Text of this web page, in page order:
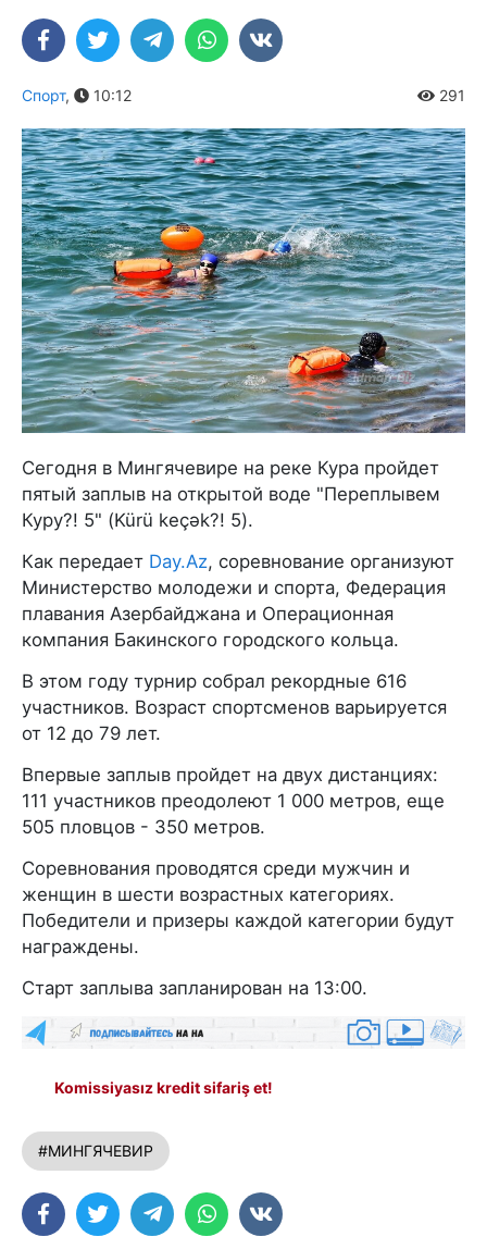
Спорт, 10:12 291
Сегодня в Мингячевире на реке Кура пройдет
пятый заплыв на открытой воде "Переплывем
Куру?! 5" (Kürü keçək?! 5).
Как передает Day.Az, соревнование организуют
Министерство молодежи и спорта, Федерация
плавания Азербайджана и Операционная
компания Бакинского городского кольца.
В этом году турнир собрал рекордные 616
участников. Возраст спортсменов варьируется
от 12 до 79 лет.
Впервые заплыв пройдет на двух дистанциях:
111 участников преодолеют 1 000 метров, еще
505 пловцов - 350 метров.
Соревнования проводятся среди мужчин и
женщин в шести возрастных категориях.
Победители и призеры каждой категории будут
награждены.
Старт заплыва запланирован на 13:00.
Komissiyasız kredit sifariş et!
#МИНГЯЧЕВИР